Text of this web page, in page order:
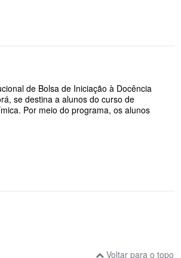
de Bolsa de Iniciação à Docência
se destina a alunos do curso de
Por meio do programa, os alunos
Voltar para o topo